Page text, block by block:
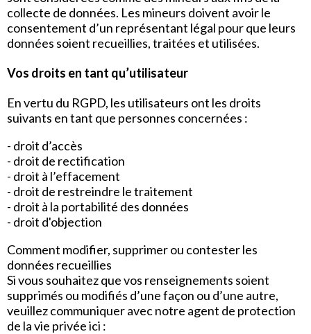
collecte de données. Les mineurs doivent avoir le
consentement d’un représentant légal pour que leurs
données soient recueillies, traitées et utilisées.
Vos droits en tant qu’utilisateur
En vertu du RGPD, les utilisateurs ont les droits
suivants en tant que personnes concernées :
- droit d’accès
- droit de rectification
- droit à l’effacement
- droit de restreindre le traitement
- droit à la portabilité des données
- droit d'objection
Comment modifier, supprimer ou contester les
données recueillies
Si vous souhaitez que vos renseignements soient
supprimés ou modifiés d’une façon ou d’une autre,
veuillez communiquer avec notre agent de protection
de la vie privée ici :